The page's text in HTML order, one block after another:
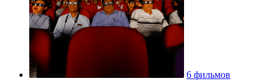
6 фильмов